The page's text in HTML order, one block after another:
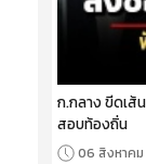
ก.กลาง ขีดเส้
สอบท้องถิ่น
06 สิงหาค